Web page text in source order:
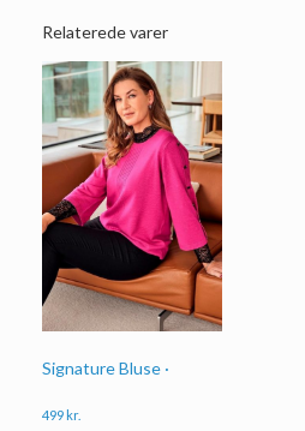
Relaterede varer
Signature Bluse ·
499kr.